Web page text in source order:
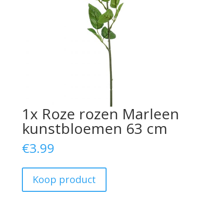
1x Roze rozen Marleen
kunstbloemen 63 cm
€3.99
Koop product